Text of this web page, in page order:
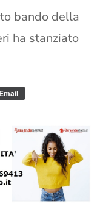
bando della
ha stanziato
Email